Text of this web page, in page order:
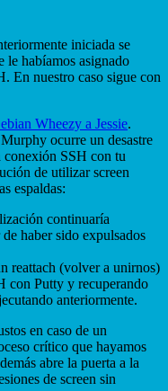
iniciada se
le habíamos asignado
En nuestro caso sigue con
Wheezy a Jessie.
ocurre un desastre
conexión SSH con tu
de utilizar screen
espaldas:
continuaría
haber sido expulsados
reattach (volver a unirnos)
con Putty y recuperando
anteriormente.
en caso de un
crítico que hayamos
abre la puerta a la
de screen sin